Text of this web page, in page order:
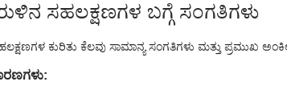
ಸಹಲಕ್ಷಣಗಳ ಬಗ್ಗೆ ಸಂಗತಿಗಳು
ಕುರಿತು ಕೆಲವು ಸಾಮಾನ್ಯ ಸಂಗತಿಗಳು ಮತ್ತು ಪ್ರಮುಖ